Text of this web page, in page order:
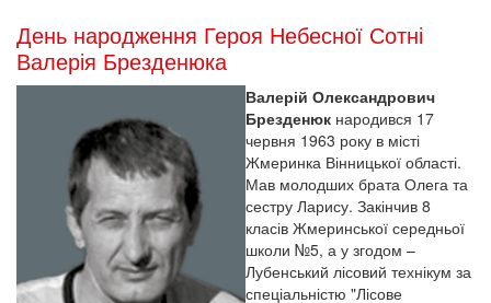
День народження Героя Небесної Сотні
Валерія Брезденюка
Валерій Олександрович
Брезденюк народився 17
червня 1963 року в місті
Жмеринка Вінницької області.
Мав молодших брата Олега та
сестру Ларису. Закінчив 8
класів Жмеринської середньої
школи №5, а у згодом –
Лубенський лісовий технікум за
спеціальністю "Лісове